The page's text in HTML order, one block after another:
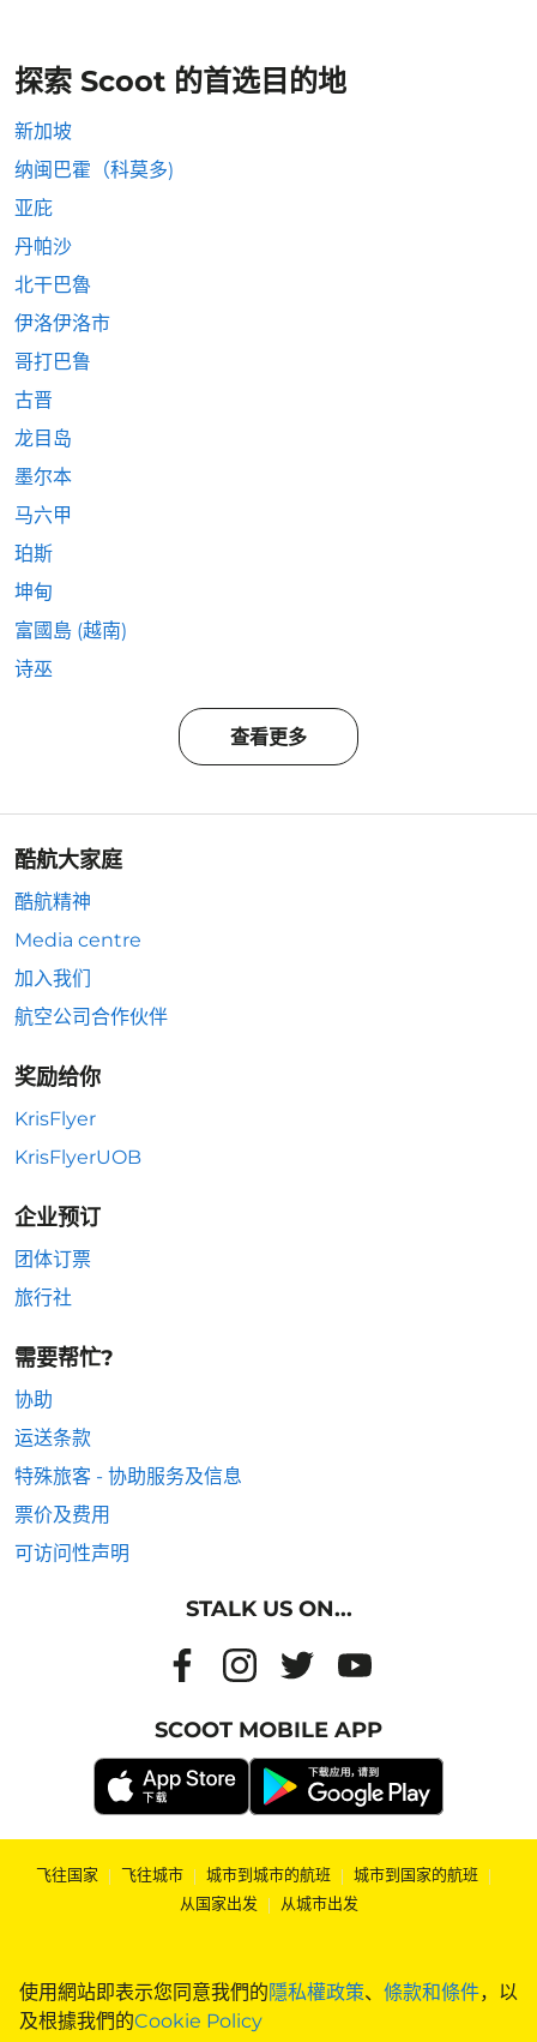
使用網站即表示您同意我們的隱私權政策、 條款和條件，以
及根據我們的Cookie Policy
探索 Scoot 的首选目的地
新加坡
纳闽巴霍（科莫多)
亚庇
丹帕沙
北干巴魯
伊洛伊洛市
哥打巴鲁
古晋
龙目岛
墨尔本
马六甲
珀斯
坤甸
富國島 (越南)
诗巫
查看更多
酷航大家庭
酷航精神
Media centre
加入我们
航空公司合作伙伴
奖励给你
KrisFlyer
KrisFlyerUOB
企业预订
团体订票
旅行社
需要帮忙?
协助
运送条款
特殊旅客 - 协助服务及信息
票价及费用
可访问性声明
STALK US ON...
SCOOT MOBILE APP
飞往国家 | 飞往城市 | 城市到城市的航班 | 城市到国家的航班 |
从国家出发 | 从城市出发